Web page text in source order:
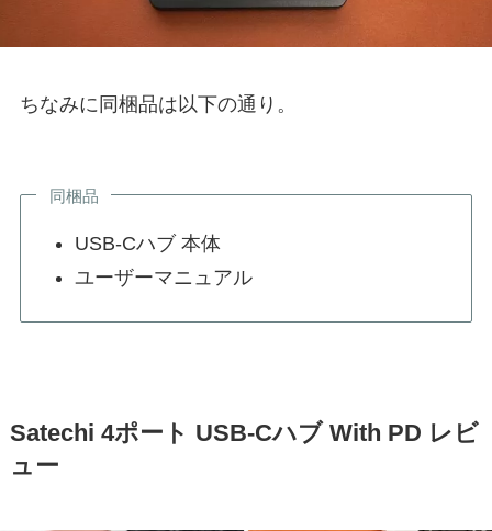
ちなみに同梱品は以下の通り。
同梱品
USB-Cハブ 本体
ユーザーマニュアル
Satechi 4ポート USB-Cハブ With PD レビ
ュー